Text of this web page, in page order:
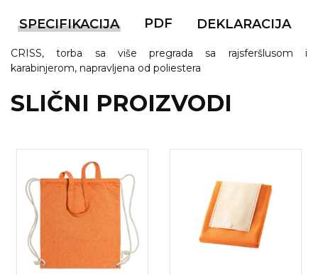
DOGAĐAJE
ID PLOČICA
BOCE
KANCELARIJA
KUĆNI SETOVI
OLOVKE
PRIVESCI & ALATI
SPECIFIKACIJA PDF DEKLARACIJA
CRISS, torba sa više pregrada sa rajsferšlusom i
karabinjerom, napravljena od poliestera
SLIČNI PROIZVODI